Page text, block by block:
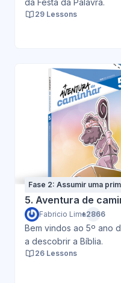
da Festa da Palavra.
29 Lessons
Fase 2: Assumir uma
5. Aventura de
Fabricio Lima+2866
Bem vindos ao 5º ano
a descobrir a Bíblia.
26 Lessons